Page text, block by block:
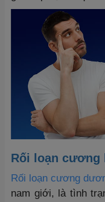
Rối loạn cương
Rối loạn cương
nam giới, là tình